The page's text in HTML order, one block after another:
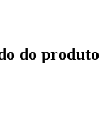
do produto